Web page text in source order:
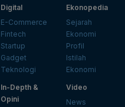
Digital
E-Commerce
Fintech
Startup
Gadget
Teknologi
Ekonopedia
Sejarah
Ekonomi
Profil
Istilah
Ekonomi
In-Depth &
Opini
Video
News